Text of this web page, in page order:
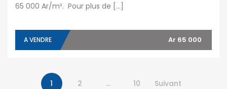
65 000 Ar/m². Pour plus de […]
A VENDRE Ar 65 000
1 2 … 10 Suivant